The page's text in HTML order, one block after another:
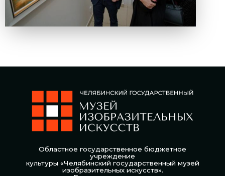
Областное государственное бюджетное
учреждение
культуры «Челябинский государственный музей
изобразительных искусств».